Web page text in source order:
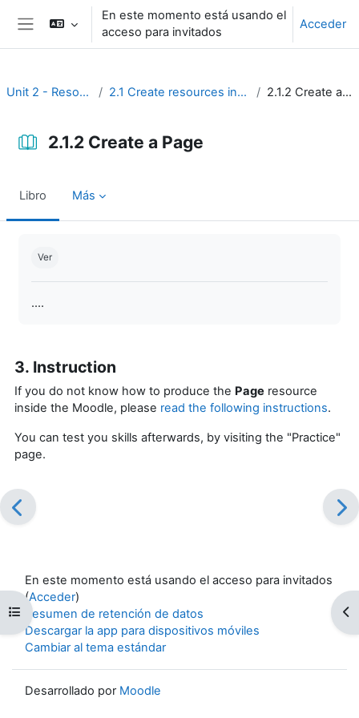
Salta al contenido principal
Panel lateral
En este momento está usando el
acceso para invitados
Acceder
Abrir índice del curso
Unit 2 - Resources 2.1 Create resources in Moodle 2.1.2 Create a Page
2.1.2 Create a Page
Libro Más
Ver
....
3. Instruction
If you do not know how to produce the Page resource
inside the Moodle, please read the following instructions.
You can test you skills afterwards, by visiting the "Practice"
page.
En este momento está usando el acceso para invitados
(Acceder)
Resumen de retención de datos
Descargar la app para dispositivos móviles
Cambiar al tema estándar
Desarrollado por Moodle